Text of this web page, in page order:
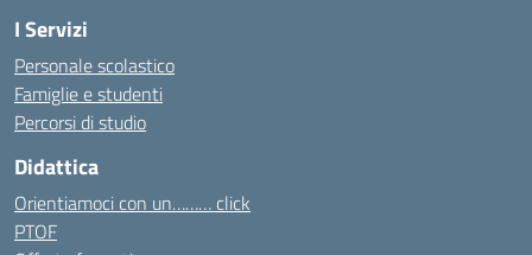
I Servizi
Personale scolastico
Famiglie e studenti
Percorsi di studio
Didattica
Orientiamoci con un……… click
PTOF